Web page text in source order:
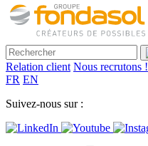
Relation client Nous recrutons !
FR EN
Suivez-nous sur :